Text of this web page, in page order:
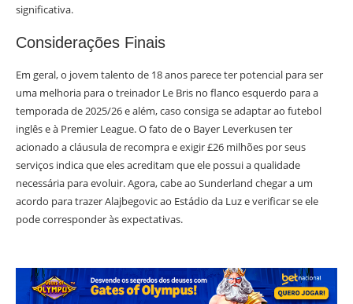
significativa.
Considerações Finais
Em geral, o jovem talento de 18 anos parece ter potencial para ser
uma melhoria para o treinador Le Bris no flanco esquerdo para a
temporada de 2025/26 e além, caso consiga se adaptar ao futebol
inglês e à Premier League. O fato de o Bayer Leverkusen ter
acionado a cláusula de recompra e exigir £26 milhões por seus
serviços indica que eles acreditam que ele possui a qualidade
necessária para evoluir. Agora, cabe ao Sunderland chegar a um
acordo para trazer Alajbegovic ao Estádio da Luz e verificar se ele
pode corresponder às expectativas.